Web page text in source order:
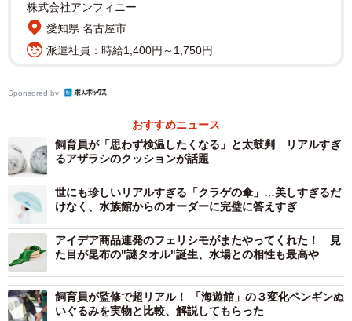
す。売場でのかわいい陳列が良かったですね」と話すの
は、ＹＯＵ+ＭＯＲＥ！開発担当の楢崎さん。商品実現への
天王寺公園の新エリア「てんしばｉ：ｎａ（イーナ）」の
オープンに伴い、天王寺動物園のグッズのコンペがあった
ので参加しました。もともと私がキーウィが大好きなので
「ぜひ作りたい！」と熱が入っていたんです。でも、単純
にキーウィの形を作るだけでは見た目がちょっと地味なの
で、「キーウィ実寸大のぬいぐるみ」と「キウイフルーツ
実寸大のキーウィマスコット」の２商品を提案しました。
株式会社アンフィニー
愛知県 名古屋市
派遣社員：時給1,400円～1,750円
Sponsored by
おすすめニュース
飼育員が「思わず検温したくなる」と太鼓判 リアルすぎ
るアザラシのクッションが話題
世にも珍しいリアルすぎる「クラゲの傘」…美しすぎるだ
けなく、水族館からのオーダーに完璧に答えすぎ
アイデア商品連発のフェリシモがまたやってくれた！ 見
た目が昆布の"謎タオル"誕生、水場との相性も最高や
飼育員が監修で超リアル！ 「海遊館」の３変化ペンギンぬ
いぐるみを実物と比較、解説してもらった